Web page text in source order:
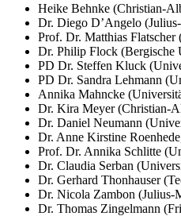
Heike Behnke (Christian-
Dr. Diego D’Angelo
Prof. Dr. Matthias
Dr. Philip Flock (Bergische
PD Dr. Steffen Kluck
PD Dr. Sandra Lehmann
Annika Mahncke
Dr. Kira Meyer (Christian-
Dr. Daniel Neumann
Dr. Anne Kirstine
Prof. Dr. Annika Schlitte
Dr. Claudia Serban
Dr. Gerhard Thonhauser
Dr. Nicola Zambon (Julius-
Dr. Thomas Zingelmann